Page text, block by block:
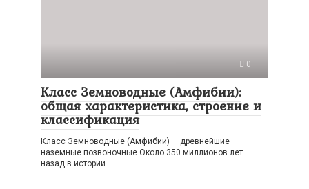
0
Класс Земноводные (Амфибии):
общая характеристика, строение и
классификация
Класс Земноводные (Амфибии) — древнейшие
наземные позвоночные Около 350 миллионов лет
назад в истории